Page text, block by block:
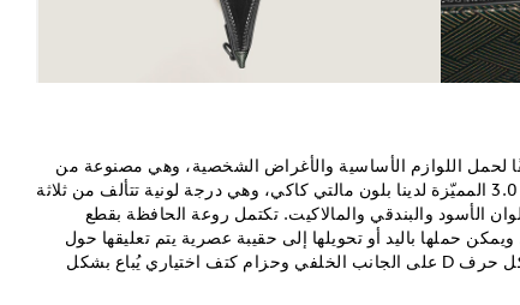
لحمل اللوازم الأساسية والأغراض الشخصية، وهي مصنوعة من
الجلد ومطبوع عليها نقشة إكستريم 3.0 المميّزة لدينا بلون مالتي كاكي، وهي درجة لونية تتألف من ثلاثة
الأسود والبندقي والمالاكيت. تكتمل روعة الحافظة بقطع
ويمكن حملها باليد أو تحويلها إلى حقيبة عصرية يتم تعليقها حول
الجسم باستخدام الحلقتين على شكل حرف D على الجانب الخلفي وحزام كتف اختياري يُباع بشكل